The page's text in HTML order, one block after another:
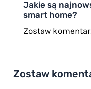
Jakie są
smart home?
Zostaw
Zostaw